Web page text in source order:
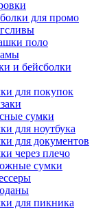
для промо
поло
и бейсболки
для покупок
сумки
для ноутбука
для документов
через плечо
сумки
для пикника